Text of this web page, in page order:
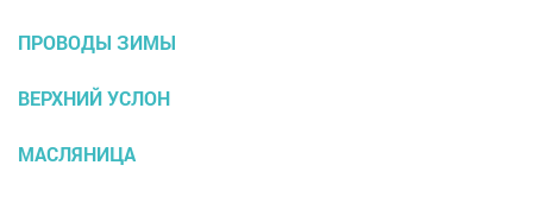
ПРОВОДЫ ЗИМЫ
ВЕРХНИЙ УСЛОН
МАСЛЯНИЦА